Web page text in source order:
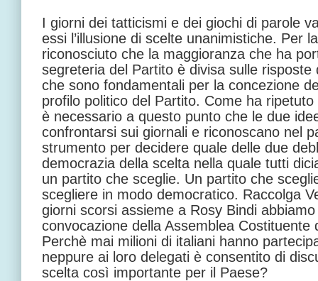
I giorni dei tatticismi e dei giochi di parole
essi l’illusione di scelte unanimistiche. Per
riconosciuto che la maggioranza che ha
segreteria del Partito è divisa sulle
che sono fondamentali per la concezione
profilo politico del Partito. Come ha
è necessario a questo punto che le due
confrontarsi sui giornali e riconoscano nel
strumento per decidere quale delle due
democrazia della scelta nella quale tutti
un partito che sceglie. Un partito che
scegliere in modo democratico. Raccolga
giorni scorsi assieme a Rosy Bindi
convocazione della Assemblea Costituente
Perchè mai milioni di italiani hanno
neppure ai loro delegati è consentito di
scelta così importante per il Paese?